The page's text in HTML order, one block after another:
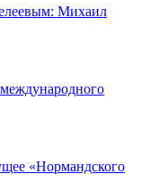
Михаил
«Нормандского